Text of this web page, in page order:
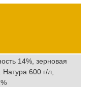
14%, зерновая
600 г/л,